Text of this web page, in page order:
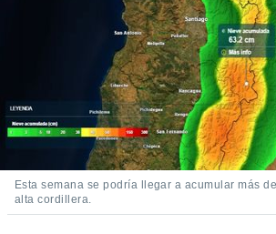
Esta semana se podría llegar a acumular más
alta cordillera.